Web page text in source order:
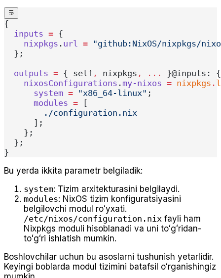
{
  inputs
= {
    nixpkgs
. url = "github:NixOS/nixpkgs/
  };
  outputs
= { self , nixpkgs , ... }@inputs: {
    nixosConfigurations
. my-nixos = nixpkgs .
      system
= "x86_64-linux" ;
      modules
= [
        ./configuration.nix
      ];
    };
  };
}
Bu yerda ikkita parametr belgiladik:
system: Tizim arxitekturasini belgilaydi.
modules: NixOS tizim konfiguratsiyasini
belgilovchi modul roʻyxati.
/etc/nixos/configuration.nix fayli ham
Nixpkgs moduli hisoblanadi va uni toʻgʻridan-
toʻgʻri ishlatish mumkin.
Boshlovchilar uchun bu asoslarni tushunish yetarlidir.
Keyingi boblarda modul tizimini batafsil oʻrganishingiz